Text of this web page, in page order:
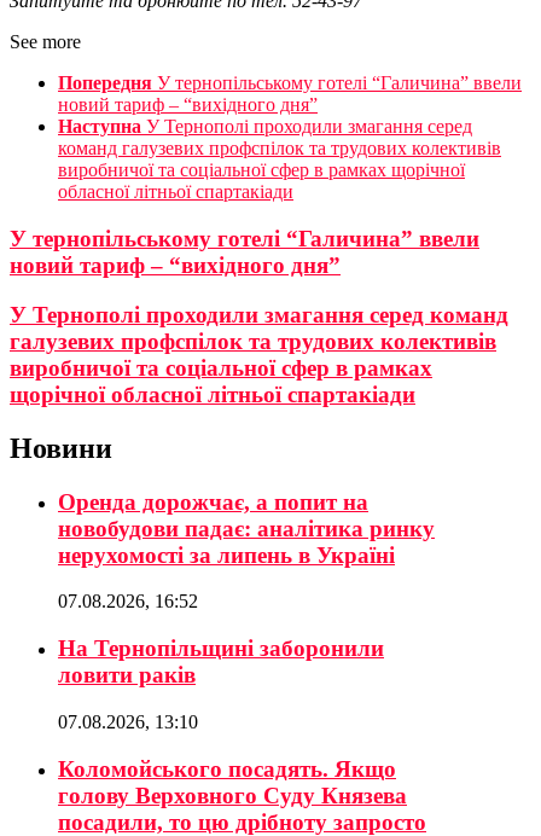
See more
Попередня У тернопільському готелі “Галичина” ввели
новий тариф – “вихідного дня”
Наступна У Тернополі проходили змагання серед
команд галузевих профспілок та трудових колективів
виробничої та соціальної сфер в рамках щорічної
обласної літньої спартакіади
У тернопільському готелі “Галичина” ввели
новий тариф – “вихідного дня”
У Тернополі проходили змагання серед команд
галузевих профспілок та трудових колективів
виробничої та соціальної сфер в рамках
щорічної обласної літньої спартакіади
Новини
Оренда дорожчає, а попит на
новобудови падає: аналітика ринку
нерухомості за липень в Україні
07.08.2026, 16:52
На Тернопільщині заборонили
ловити раків
07.08.2026, 13:10
Коломойського посадять. Якщо
голову Верховного Суду Князева
посадили, то цю дрібноту запросто